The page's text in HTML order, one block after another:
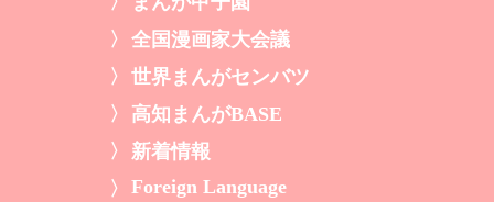
全国漫画家大会議
世界まんがセンバツ
高知まんがBASE
新着情報
Foreign Language